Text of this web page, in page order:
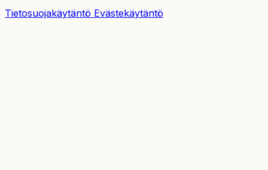
Tietosuojakäytäntö Evästekäytäntö